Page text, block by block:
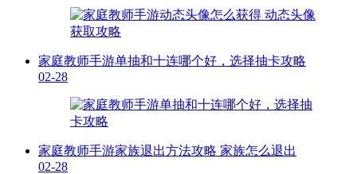
家庭教师手游单抽和十连哪个好，选择抽卡攻略
02-28
家庭教师手游家族退出方法攻略 家族怎么退出
02-28